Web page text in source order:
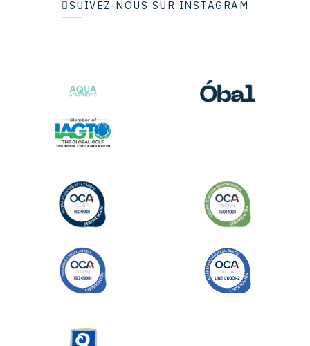
SUIVEZ-NOUS SUR INSTAGRAM